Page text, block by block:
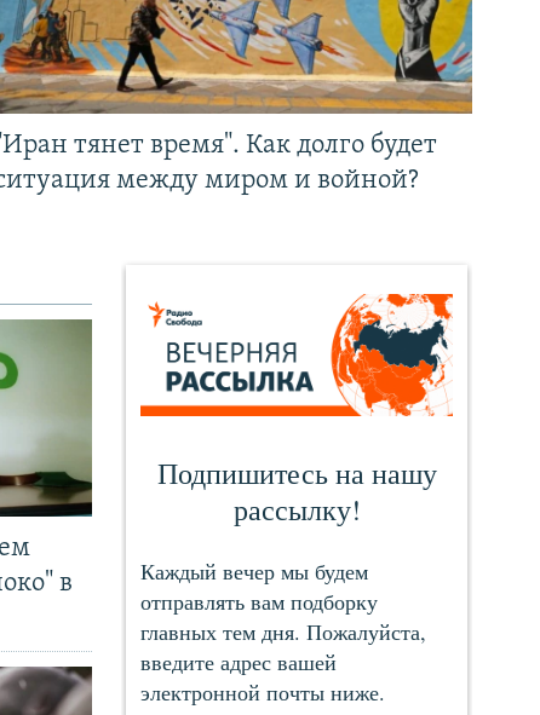
тянет время". Как долго будет
между миром и войной?
в